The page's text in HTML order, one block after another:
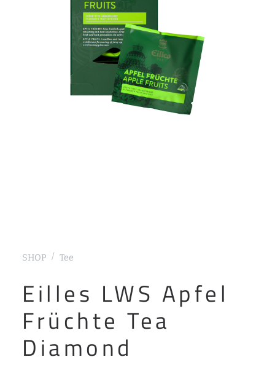
SHOP Tee
Eilles LWS Apfel
Früchte Tea
Diamond